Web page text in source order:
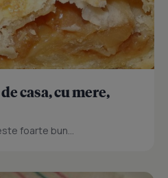
casa, cu mere,
foarte bun...